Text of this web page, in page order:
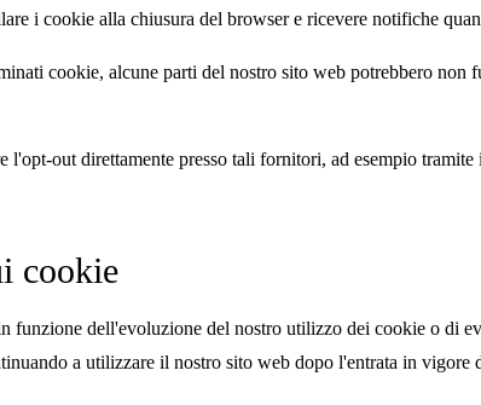
i cookie alla chiusura del browser e ricevere notifiche
cookie, alcune parti del nostro sito web potrebbero
l'opt-out direttamente presso tali fornitori, ad esempio
cookie
funzione dell'evoluzione del nostro utilizzo dei cookie o di
a utilizzare il nostro sito web dopo l'entrata in